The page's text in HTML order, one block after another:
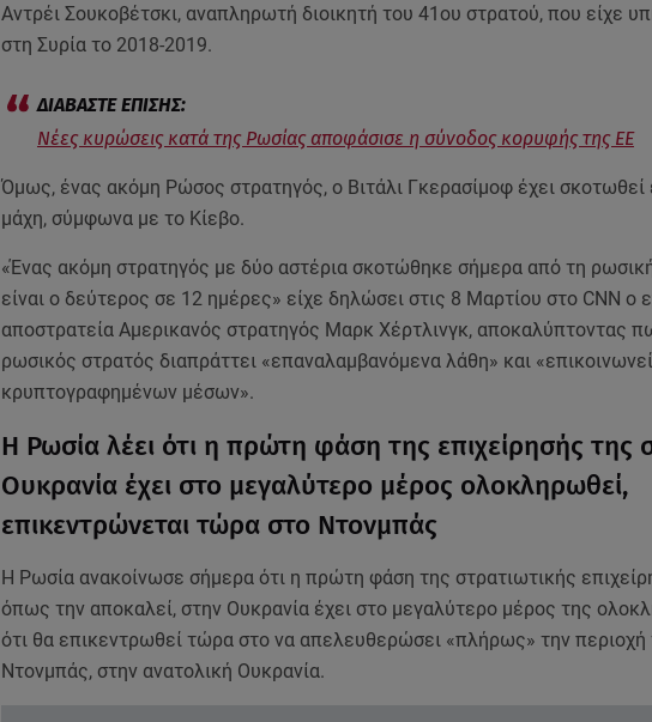
Αντρέι Σουκοβέτσκι, αναπληρωτή διοικητή του 41ου στρατού, που είχε
στη Συρία το 2018-2019.
Νέες κυρώσεις κατά της Ρωσίας αποφάσισε η σύνοδος κορυφής της ΕΕ
Όμως, ένας ακόμη Ρώσος στρατηγός, ο Βιτάλι Γκερασίμοφ έχει σκοτωθεί
μάχη, σύμφωνα με το Κίεβο.
«Ένας ακόμη στρατηγός με δύο αστέρια σκοτώθηκε σήμερα από τη
είναι ο δεύτερος σε 12 ημέρες» είχε δηλώσει στις 8 Μαρτίου στο CNN ο
αποστρατεία Αμερικανός στρατηγός Μαρκ Χέρτλινγκ, αποκαλύπτοντας
ρωσικός στρατός διαπράττει «επαναλαμβανόμενα λάθη» και
κρυπτογραφημένων μέσων».
Η Ρωσία λέει ότι η πρώτη φάση της επιχείρησής της
Ουκρανία έχει στο μεγαλύτερο μέρος ολοκληρωθεί,
επικεντρώνεται τώρα στο Ντονμπάς
Η Ρωσία ανακοίνωσε σήμερα ότι η πρώτη φάση της στρατιωτικής
όπως την αποκαλεί, στην Ουκρανία έχει στο μεγαλύτερο μέρος της
ότι θα επικεντρωθεί τώρα στο να απελευθερώσει «πλήρως» την περιοχή
Ντονμπάς, στην ανατολική Ουκρανία.